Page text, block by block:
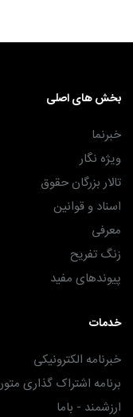
بخش های اصلی
خبرنما
ویژه نگار
تالار بزرگان حقوق
اسناد و قوانین
معرفی
زنگ تفریح
پیوندهای مفید
خدمات
خبرنامه الکترونیکی
برنامه اشتراک گذاری
ارزشمند - باما